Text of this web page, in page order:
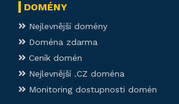
DOMÉNY
Nejlevnější domény
Doména zdarma
Ceník domén
Nejlevnější .CZ doména
Monitoring dostupnosti domén